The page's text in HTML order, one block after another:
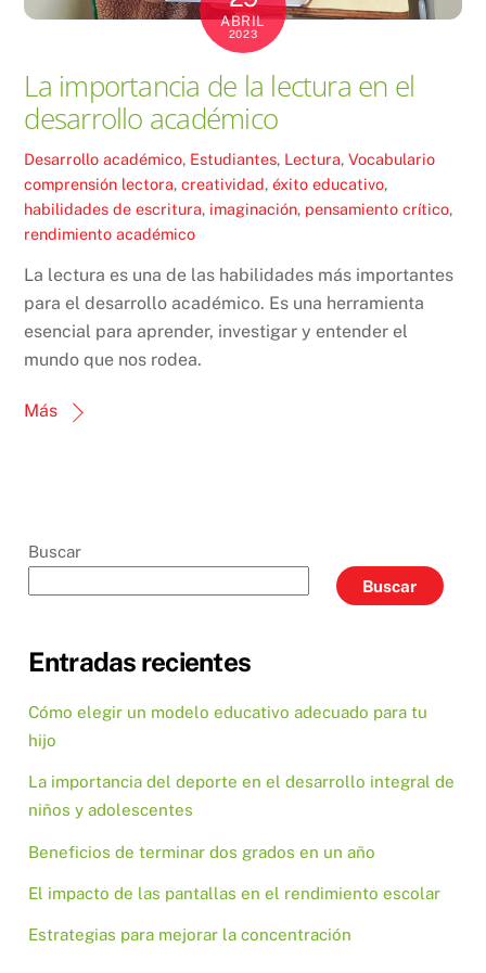
ABRIL
2023
La importancia de la lectura en el
desarrollo académico
Desarrollo académico, Estudiantes, Lectura,Vocabulario
comprensión lectora,creatividad,éxito educativo,
habilidades de escritura, imaginación, pensamiento crítico,
rendimiento académico
La lectura es una de las habilidades más importantes
para el desarrollo académico. Es una herramienta
esencial para aprender, investigar y entender el
mundo que nos rodea.
Más
Buscar
Buscar
Entradas recientes
Cómo elegir un modelo educativo adecuado para tu
hijo
La importancia del deporte en el desarrollo integral de
niños y adolescentes
Beneficios de terminar dos grados en un año
El impacto de las pantallas en el rendimiento escolar
Estrategias para mejorar la concentración